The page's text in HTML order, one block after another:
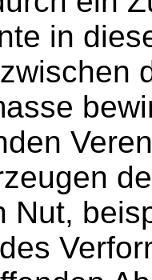
in
Nut,